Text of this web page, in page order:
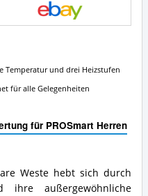
für PROSmart Herren
Weste hebt sich durch
außergewöhnliche
Temperatur und drei Heizstufen
für alle Gelegenheiten